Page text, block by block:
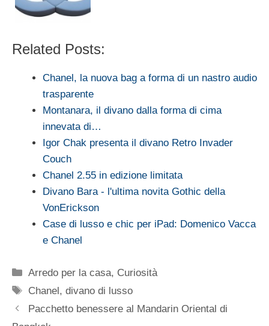
Related Posts:
Chanel, la nuova bag a forma di un nastro audio
trasparente
Montanara, il divano dalla forma di cima
innevata di…
Igor Chak presenta il divano Retro Invader
Couch
Chanel 2.55 in edizione limitata
Divano Bara - l'ultima novita Gothic della
VonErickson
Case di lusso e chic per iPad: Domenico Vacca
e Chanel
Categorie
Arredo per la casa, Curiosità
Tag
Chanel,divano di lusso
Pacchetto benessere al Mandarin Oriental di